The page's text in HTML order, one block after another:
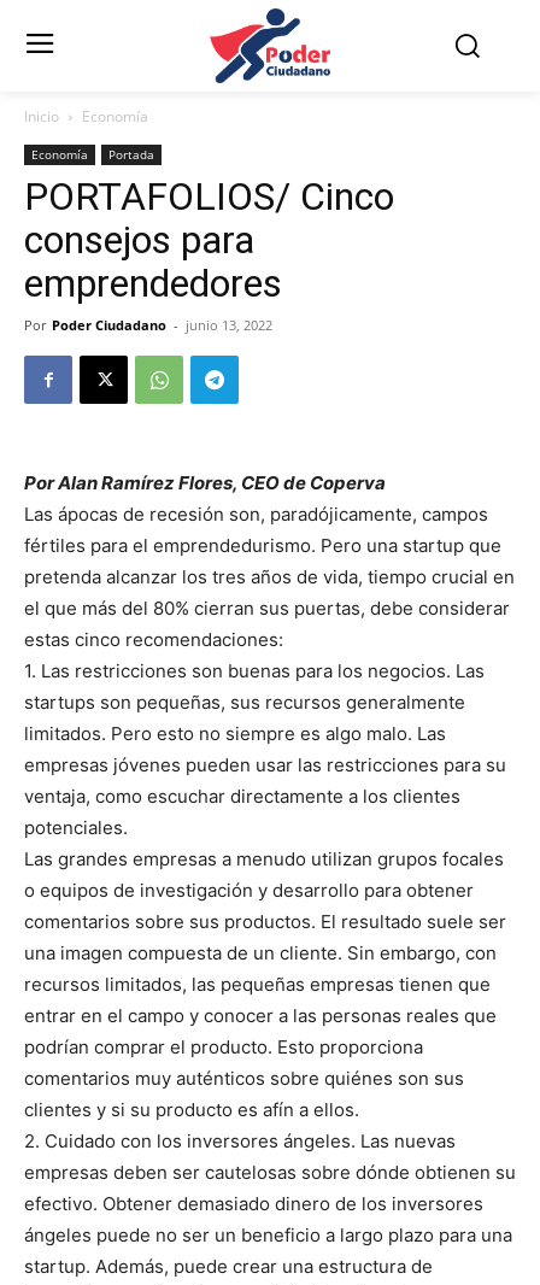
Inicio Economía
Economía Portada
PORTAFOLIOS/ Cinco
consejos para
emprendedores
Por Poder Ciudadano - junio 13, 2022
Por Alan Ramírez Flores, CEO de Coperva
Las ápocas de recesión son, paradójicamente, campos
fértiles para el emprendedurismo. Pero una startup que
pretenda alcanzar los tres años de vida, tiempo crucial en
el que más del 80% cierran sus puertas, debe considerar
estas cinco recomendaciones:
1. Las restricciones son buenas para los negocios. Las
startups son pequeñas, sus recursos generalmente
limitados. Pero esto no siempre es algo malo. Las
empresas jóvenes pueden usar las restricciones para su
ventaja, como escuchar directamente a los clientes
potenciales.
Las grandes empresas a menudo utilizan grupos focales
o equipos de investigación y desarrollo para obtener
comentarios sobre sus productos. El resultado suele ser
una imagen compuesta de un cliente. Sin embargo, con
recursos limitados, las pequeñas empresas tienen que
entrar en el campo y conocer a las personas reales que
podrían comprar el producto. Esto proporciona
comentarios muy auténticos sobre quiénes son sus
clientes y si su producto es afín a ellos.
2. Cuidado con los inversores ángeles. Las nuevas
empresas deben ser cautelosas sobre dónde obtienen su
efectivo. Obtener demasiado dinero de los inversores
ángeles puede no ser un beneficio a largo plazo para una
startup. Además, puede crear una estructura de